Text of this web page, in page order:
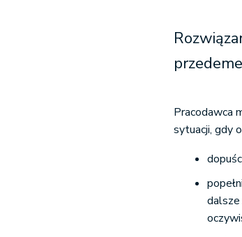
Pracodawca
sytuacji, gdy